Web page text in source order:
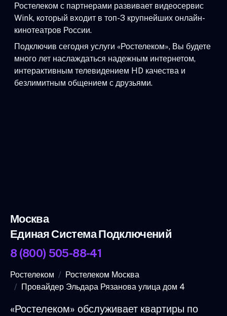
Ростелеком с партнерами развивает видеосервис
Wink, который входит в топ-3 крупнейших онлайн-
кинотеатров России.
Подключив сегодня услуги «Ростелеком», Вы будете
много лет наслаждаться надежным интернетом,
интерактивным телевидением HD качества и
безлимитным общением с друзьями.
Москва
Единая Система Подключений
8 (800) 505-88-41
Ростелеком
Ростелеком Москва
Провайдер Эльдара Рязанова улица дом 4
«Ростелеком» обслуживает квартиры по